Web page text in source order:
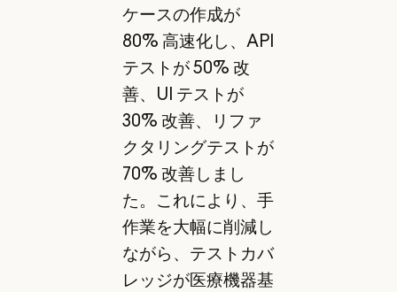
ケースの作成が
80% 高速化し、API
テストが 50% 改
善、UI テストが
30% 改善、リファ
クタリングテストが
70% 改善しまし
た。これにより、手
作業を大幅に削減し
ながら、テストカバ
レッジが医療機器基